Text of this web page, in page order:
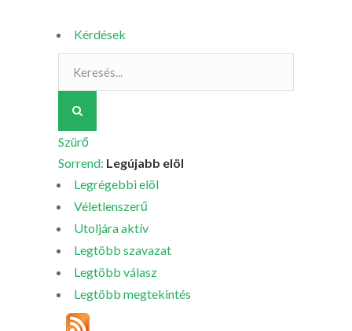
Kérdések
Szürő
Sorrend: Legújabb elöl
Legrégebbi elöl
Véletlenszerű
Utoljára aktív
Legtöbb szavazat
Legtöbb válasz
Legtöbb megtekintés